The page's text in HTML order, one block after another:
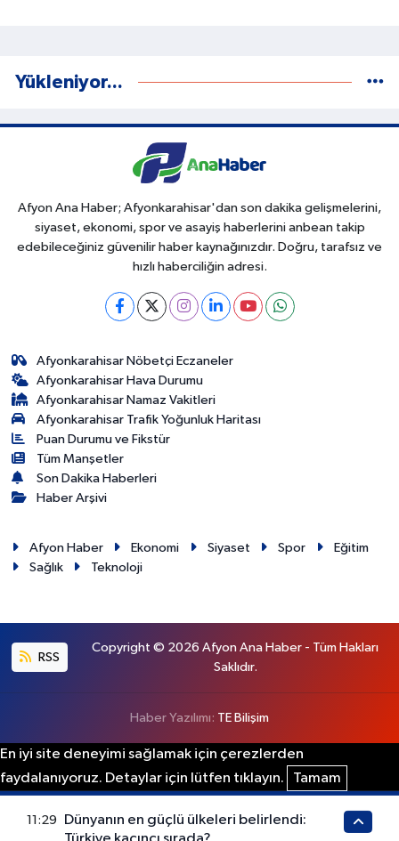
Yükleniyor...
Afyon Ana Haber; Afyonkarahisar'dan son dakika gelişmelerini,
siyaset, ekonomi, spor ve asayiş haberlerini anbean takip
edebileceğiniz güvenilir haber kaynağınızdır. Doğru, tarafsız ve
hızlı haberciliğin adresi.
Afyonkarahisar Nöbetçi Eczaneler
Afyonkarahisar Hava Durumu
Afyonkarahisar Namaz Vakitleri
Afyonkarahisar Trafik Yoğunluk Haritası
Puan Durumu ve Fikstür
Tüm Manşetler
Son Dakika Haberleri
Haber Arşivi
Afyon Haber Ekonomi Siyaset Spor
Eğitim
Sağlık
Teknoloji
RSS
Copyright © 2026 Afyon Ana Haber - Tüm Hakları
Saklıdır.
Haber Yazılımı: TE Bilişim
En iyi site deneyimi sağlamak için çerezlerden
faydalanıyoruz. Detaylar için lütfen tıklayın.
Tamam
11:29
Dünyanın en güçlü ülkeleri belirlendi: